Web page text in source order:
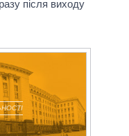
після виходу